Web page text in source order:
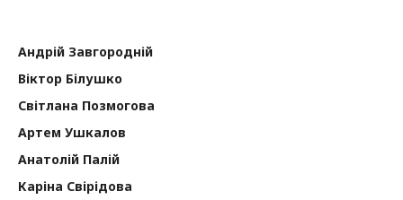
Андрій Завгородній
Віктор Білушко
Світлана Позмогова
Артем Ушкалов
Анатолій Палій
Каріна Свірідова